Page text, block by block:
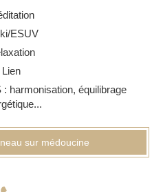
ESUV
Lien
harmonisation, équilibrage
sur médoucine